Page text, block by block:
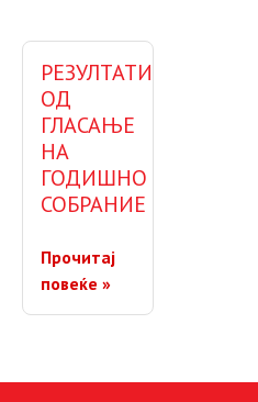
РЕЗУЛТАТИ
ОД
ГЛАСАЊЕ
НА
ГОДИШНО
СОБРАНИЕ
Прочитај
повеќе »